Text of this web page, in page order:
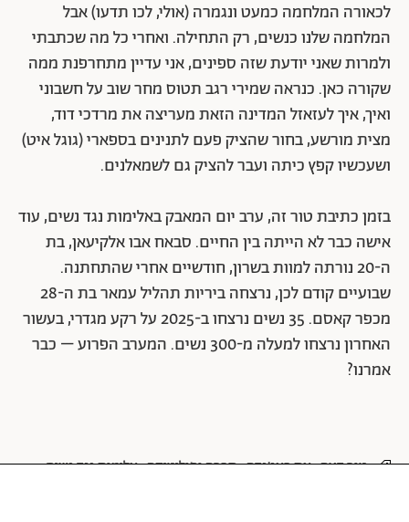
לכאורה המלחמה כמעט ונגמרה (אולי, לכו תדעו) אבל
המלחמה שלנו כנשים, רק התחילה. ואחרי כל מה שכתבתי
ולמרות שאני יודעת שזה ספינים, אני עדיין מתחרפנת ממה
שקורה כאן. כנראה שמירי רגב תטוס מחר שוב על חשבוני
ואיך, איך לעזאזל המדינה הזאת מעריצה את מרדכי דוד,
מצית מורשע, בחור שהציק פעם לתנינים בספארי (גוגל איט)
ושעכשיו קפץ כיתה ועבר להציק גם לשמאלנים.
בזמן כתיבת טור זה, ערב יום המאבק באלימות נגד נשים, עוד
אישה כבר לא הייתה בין החיים. סבאח אבו אלקיעאן, בת
ה-20 נורתה למוות בשרון, חודשיים אחרי שהתחתנה.
שבועיים קודם לכן, נרצחה ביריות תהליל עמאר בת ה-28
מכפר קאסם. 35 נשים נרצחו ב-2025 על רקע מגדרי, בעשור
האחרון נרצחו למעלה מ-300 נשים. המערב הפרוע – כבר
אמרנו?
טור דעה את באג'נדה חברה ופוליטיקה אלימות נגד נשים